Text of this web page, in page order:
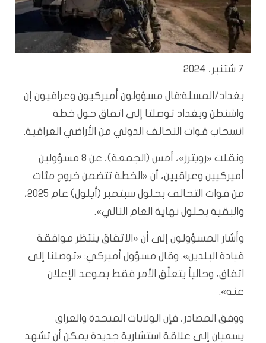
7 شتنبر، 2024
بغداد/المسلة:قال مسؤولون أميركيون وعراقيون إن
واشنطن وبغداد توصلتا إلى اتفاق حول خطة
انسحاب قوات التحالف الدولي من الأراضي العراقية.
ونقلت «رويترز»، أمس (الجمعة)، عن 8 مسؤولين
أميركيين وعراقيين، أن «الخطة تتضمن خروج مئات
من قوات التحالف بحلول سبتمبر (أيلول) عام 2025،
والبقية بحلول نهاية العام التالي».
وأشار المسؤولون إلى أن «الاتفاق ينتظر موافقة
قيادة البلدين». وقال مسؤول أميركي: «توصلنا إلى
اتفاق، وحالياً يتعلّق الأمر فقط بموعد الإعلان
عنه».
ووفق المصادر، فإن الولايات المتحدة والعراق
يسعيان إلى علاقة استشارية جديدة يمكن أن تشهد